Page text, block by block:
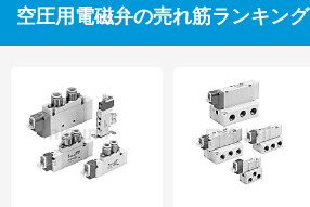
空圧用電磁弁の売れ筋ランキング